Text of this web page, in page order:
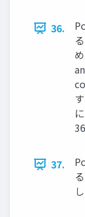
36.
36
37.